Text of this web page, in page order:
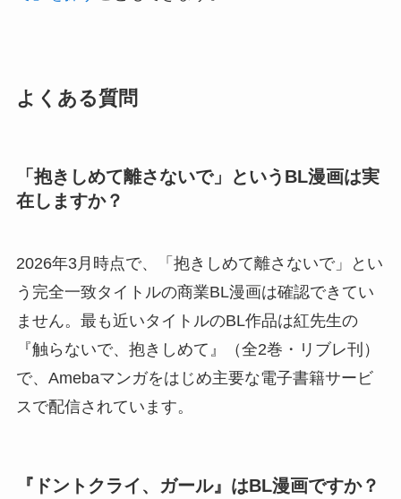
よくある質問
「抱きしめて離さないで」というBL漫画は実
在しますか？
2026年3月時点で、「抱きしめて離さないで」とい
う完全一致タイトルの商業BL漫画は確認できてい
ません。最も近いタイトルのBL作品は紅先生の
『触らないで、抱きしめて』（全2巻・リブレ刊）
で、Amebaマンガをはじめ主要な電子書籍サービ
スで配信されています。
『ドントクライ、ガール』はBL漫画ですか？